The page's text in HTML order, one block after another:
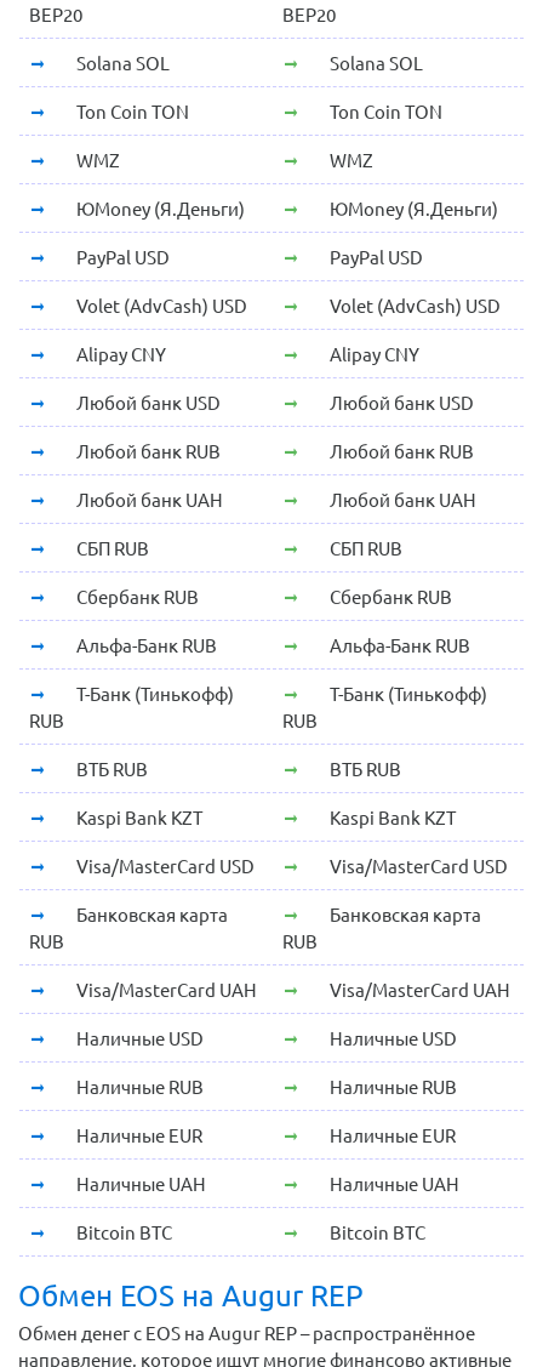
BEP20
BEP20
Solana SOL Solana SOL
Ton Coin TON Ton Coin TON
WMZ WMZ
ЮMoney (Я.Деньги) ЮMoney (Я.Деньги)
PayPal USD PayPal USD
Volet (AdvCash) USD Volet (AdvCash) USD
Alipay CNY Alipay CNY
Любой банк USD Любой банк USD
Любой банк RUB Любой банк RUB
Любой банк UAH Любой банк UAH
СБП RUB СБП RUB
Сбербанк RUB Сбербанк RUB
Альфа-Банк RUB Альфа-Банк RUB
Т-Банк (Тинькофф)
RUB
Т-Банк (Тинькофф)
RUB
ВТБ RUB ВТБ RUB
Kaspi Bank KZT Kaspi Bank KZT
Visa/MasterCard USD Visa/MasterCard USD
Банковская карта
RUB
Банковская карта
RUB
Visa/MasterCard UAH Visa/MasterCard UAH
Наличные USD Наличные USD
Наличные RUB Наличные RUB
Наличные EUR Наличные EUR
Наличные UAH Наличные UAH
Bitcoin BTC Bitcoin BTC
Обмен EOS на Augur REP
Обмен денег с EOS на Augur REP – распространённое
направление, которое ищут многие финансово активные